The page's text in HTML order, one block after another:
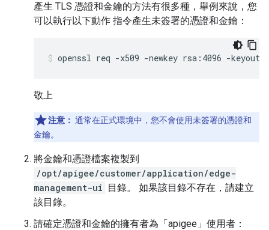
產生 TLS 憑證和金鑰的方法有很多種，舉例來說，您
可以執行以下動作 指令產生未簽署的憑證和金鑰：
openssl req -x509 -newkey rsa:4096 -keyout
敬上
注意： 通常在正式環境中，您不會使用未簽署的憑證和
金鑰。
將金鑰和憑證檔案複製到
/opt/apigee/customer/application/edge-
management-ui 目錄。 如果該目錄不存在，請建立
該目錄。
請確定憑證和金鑰的擁有者為「apigee」使用者：